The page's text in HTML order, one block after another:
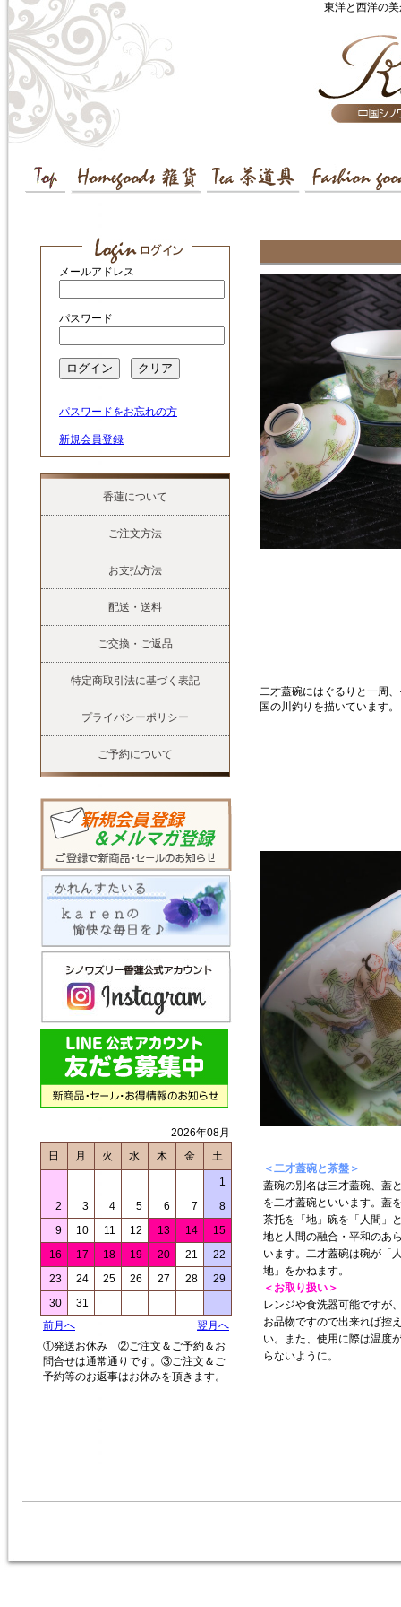
東洋と西洋の
メールアドレス
パスワード
パスワードをお忘れの方
新規会員登録
香蓮について
ご注文方法
お支払方法
配送・送料
ご交換・ご返品
特定商取引法に基づく表記
プライバシーポリシー
ご予約について
2026年08月
日
月 火 水 木 金 土
1
2
3 4 5 6 7
8
9
10 11 12 13 14
15
16
17 18 19 20 21
22
23
24 25 26 27 28
29
30
31
前月へ
翌月へ
①発送お休み ②ご注文＆ご予約＆お
問合せは通常通りです。③ご注文＆ご
予約等のお返事はお休みを頂きます。
二才蓋碗にはぐるりと一周
国の川釣りを描いています。
＜二才蓋碗と茶盤＞
蓋碗の別名は三才蓋碗、蓋
を二才蓋碗といいます。蓋
茶托を「地」碗を「人間」
地と人間の融合・平和のあ
います。二才蓋碗は碗が「
地」をかねます。
＜お取り扱い＞
レンジや食洗器可能ですが
お品物ですので出来れば控
い。また、使用に際は温度
らないように。